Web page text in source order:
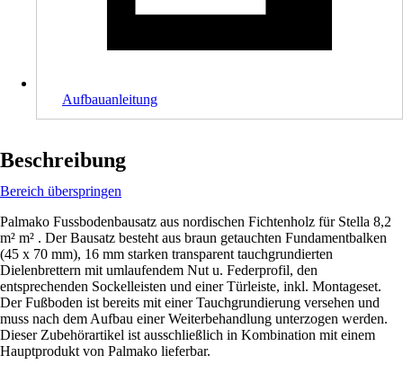
Aufbauanleitung
Beschreibung
Bereich überspringen
Palmako Fussbodenbausatz aus nordischen Fichtenholz für Stella 8,2
m² m² . Der Bausatz besteht aus braun getauchten Fundamentbalken
(45 x 70 mm), 16 mm starken transparent tauchgrundierten
Dielenbrettern mit umlaufendem Nut u. Federprofil, den
entsprechenden Sockelleisten und einer Türleiste, inkl. Montageset.
Der Fußboden ist bereits mit einer Tauchgrundierung versehen und
muss nach dem Aufbau einer Weiterbehandlung unterzogen werden.
Dieser Zubehörartikel ist ausschließlich in Kombination mit einem
Hauptprodukt von Palmako lieferbar.